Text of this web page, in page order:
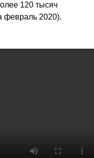
120 тысяч
февраль 2020).